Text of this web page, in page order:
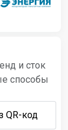
и сток
способы
QR-код